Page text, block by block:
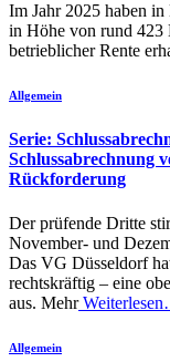
Im Jahr 2025 haben
in Höhe von rund 423
betrieblicher Rente
Allgemein
Serie:
Schlussabrechnung
Rückforderung
Der prüfende Dritte
November- und
Das VG Düsseldorf
rechtskräftig – eine
aus. Mehr
Allgemein